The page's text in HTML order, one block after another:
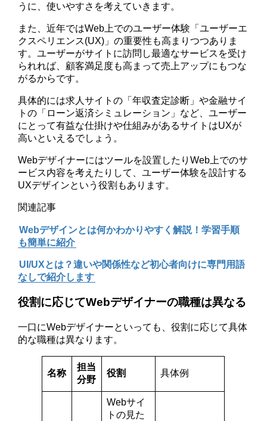
うに、使いやすさを考えていきます。
また、近年ではWeb上でのユーザー体験「ユーザーエ
クスペリエンス(UX)」の重要性も高まりつつありま
す。ユーザーがサイトに訪問し最適なサービスを受け
られれば、顧客満足度も高まって売上アップにもつな
がるからです。
具体的には求人サイトの「年収査定診断」や金融サイ
トの「ローン返済シミュレーション」など、ユーザー
にとって有益な仕掛けや仕組みがあるサイトはUXが
高いといえるでしょう。
Webデザイナーにはツールを設置したりWeb上でのサ
ービス内容を考えたりして、ユーザー体験を設計する
UXデザインという役割もあります。
関連記事
Webデザインとは何かわかりやすく解説！学習手順
も簡単に紹介
UI/UXとは？違いや関係性など初心者向けに専門用語
なしで紹介します
役割に応じてWebデザイナーの職種は異なる
一口にWebデザイナーといっても、役割に応じて具体
的な職種は異なります。
名称
担当
分野
役割 具体例
Webサイ
トの見た